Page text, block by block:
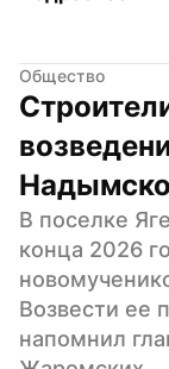
Общество
В поселке
конца 2026
Возвести ее
напомнил